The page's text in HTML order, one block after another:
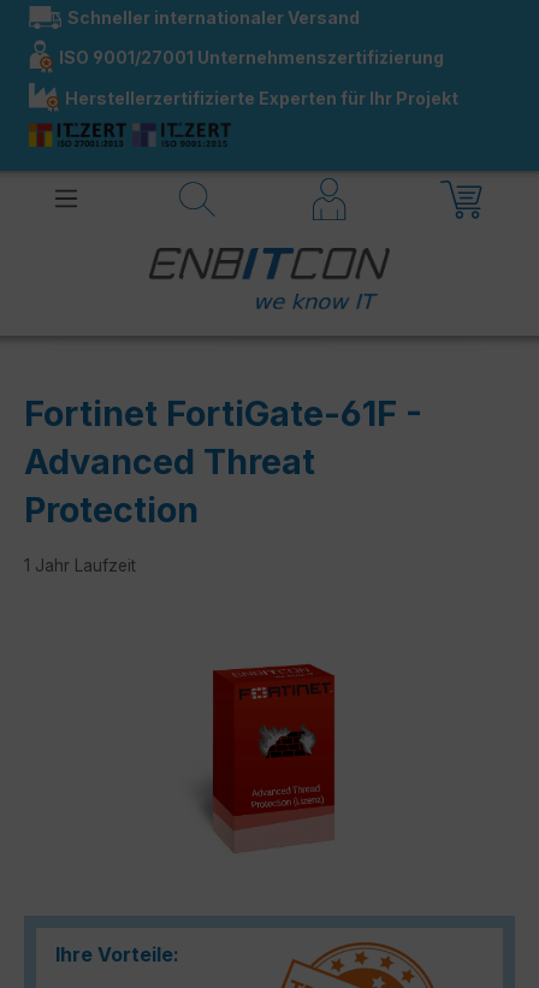
springen
Schneller internationaler Versand
ISO 9001/27001 Unternehmenszertifizierung
Herstellerzertifizierte Experten für Ihr Projekt
Fortinet FortiGate-61F -
Advanced Threat
Protection
1 Jahr Laufzeit
Ihre Vorteile: